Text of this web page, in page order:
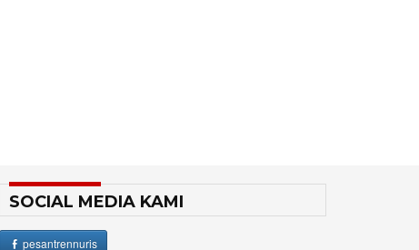
SOCIAL MEDIA KAMI
pesantrennuris